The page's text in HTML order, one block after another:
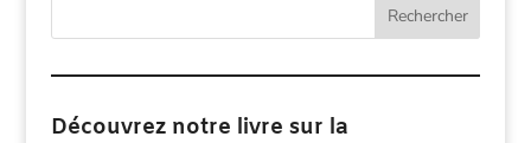
Rechercher
Découvrez notre livre sur la